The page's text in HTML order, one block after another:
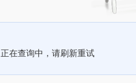
正在查询中，请刷新重试